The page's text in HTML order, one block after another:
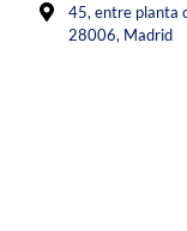
45, entre planta
28006, Madrid